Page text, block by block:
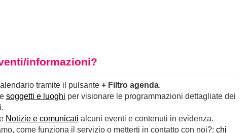
informazioni?
tramite il pulsante + Filtro agenda.
soggetti e luoghi per visionare le programmazioni dettagliate dei
Notizie e comunicati alcuni eventi e contenuti in evidenza.
come funziona il servizio o metterti in contatto con noi?: chi